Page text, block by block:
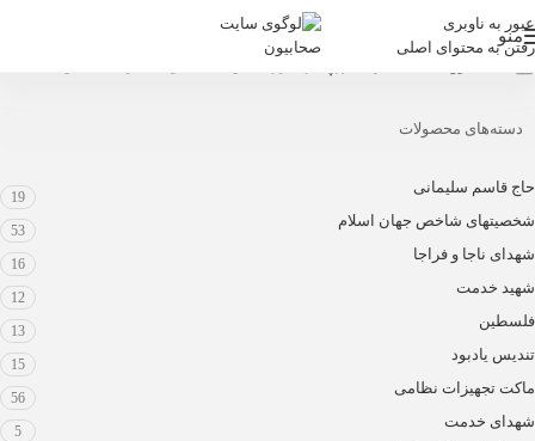
عبور به ناوبری
رفتن به محتوای اصلی
منو
دسته‌های محصولات
حاج قاسم سلیمانی
19
شخصیتهای شاخص جهان اسلام
53
شهدای ناجا و فراجا
16
شهید خدمت
12
فلسطین
13
تندیس یادبود
15
ماکت تجهیزات نظامی
56
شهدای خدمت
5